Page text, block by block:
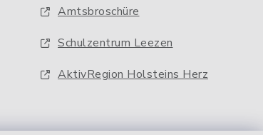
Amtsbroschüre
Schulzentrum Leezen
AktivRegion Holsteins Herz